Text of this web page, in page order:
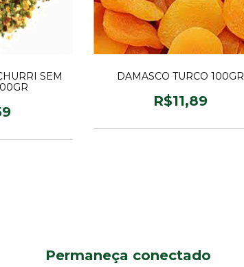
SEM
DAMASCO TURCO 100GR
R$11,89
Permaneça conectado